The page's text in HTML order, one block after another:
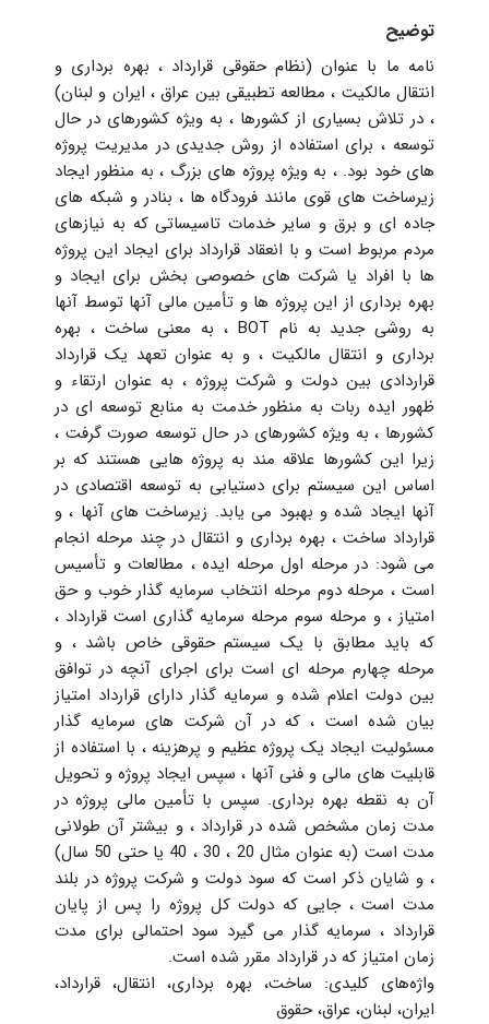
توضیح
نامه ما با عنوان (نظام حقوقی قرارداد ، بهره برداری و
انتقال مالکیت ، مطالعه تطبیقی بین عراق ، ایران و لبنان)
، در تلاش بسیاری از کشورها ، به ویژه کشورهای در حال
توسعه ، برای استفاده از روش جدیدی در مدیریت پروژه
های خود بود. ، به ویژه پروژه های بزرگ ، به منظور ایجاد
زیرساخت های قوی مانند فرودگاه ها ، بنادر و شبکه های
جاده ای و برق و سایر خدمات تاسیساتی که به نیازهای
مردم مربوط است و با انعقاد قرارداد برای ایجاد این پروژه
ها با افراد یا شرکت های خصوصی بخش برای ایجاد و
بهره برداری از این پروژه ها و تأمین مالی آنها توسط آنها
به روشی جدید به نام BOT ، به معنی ساخت ، بهره
برداری و انتقال مالکیت ، و به عنوان تعهد یک قرارداد
قراردادی بین دولت و شرکت پروژه ، به عنوان ارتقاء و
ظهور ایده ربات به منظور خدمت به منابع توسعه ای در
کشورها ، به ویژه کشورهای در حال توسعه صورت گرفت ،
زیرا این کشورها علاقه مند به پروژه هایی هستند که بر
اساس این سیستم برای دستیابی به توسعه اقتصادی در
آنها ایجاد شده و بهبود می یابد. زیرساخت های آنها ، و
قرارداد ساخت ، بهره برداری و انتقال در چند مرحله انجام
می شود: در مرحله اول مرحله ایده ، مطالعات و تأسیس
است ، مرحله دوم مرحله انتخاب سرمایه گذار خوب و حق
امتیاز ، و مرحله سوم مرحله سرمایه گذاری است قرارداد ،
که باید مطابق با یک سیستم حقوقی خاص باشد ، و
مرحله چهارم مرحله ای است برای اجرای آنچه در توافق
بین دولت اعلام شده و سرمایه گذار دارای قرارداد امتیاز
بیان شده است ، که در آن شرکت های سرمایه گذار
مسئولیت ایجاد یک پروژه عظیم و پرهزینه ، با استفاده از
قابلیت های مالی و فنی آنها ، سپس ایجاد پروژه و تحویل
آن به نقطه بهره برداری. سپس با تأمین مالی پروژه در
مدت زمان مشخص شده در قرارداد ، و بیشتر آن طولانی
مدت است (به عنوان مثال 20 ، 30 ، 40 یا حتی 50 سال)
، و شایان ذکر است که سود دولت و شرکت پروژه در بلند
مدت است ، جایی که دولت کل پروژه را پس از پایان
قرارداد ، سرمایه گذار می گیرد سود احتمالی برای مدت
زمان امتیاز که در قرارداد مقرر شده است.
واژه‌های کلیدی: ساخت، بهره برداری، انتقال، قرارداد،
ایران، لبنان، عراق، حقوق